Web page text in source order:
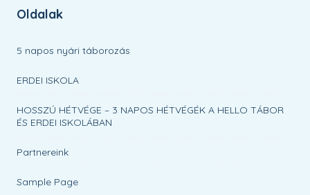
Oldalak
5 napos nyári táborozás
ERDEI ISKOLA
HOSSZÚ HÉTVÉGE – 3 NAPOS HÉTVÉGÉK A HELLO TÁBOR
ÉS ERDEI ISKOLÁBAN
Partnereink
Sample Page